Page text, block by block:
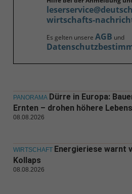
wirtschafts-
Es gelten unsere AGB und
PANORAMA Dürre in Europa:
Ernten – drohen höhere
08.08.2026
WIRTSCHAFT Energieriese warnt
Kollaps
08.08.2026